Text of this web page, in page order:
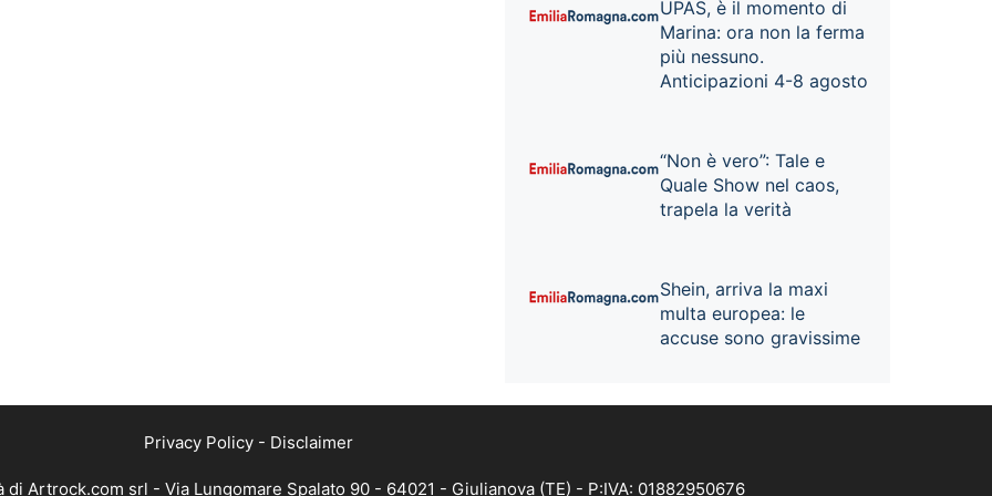
UPAS, è il momento di
Marina: ora non la ferma
più nessuno.
Anticipazioni 4-8 agosto
“Non è vero”: Tale e
Quale Show nel caos,
trapela la verità
Shein, arriva la maxi
multa europea: le
accuse sono gravissime
Privacy Policy- Disclaimer
di Artrock.com srl - Via Lungomare Spalato 90 - 64021 - Giulianova (TE) - P:IVA: 01882950676